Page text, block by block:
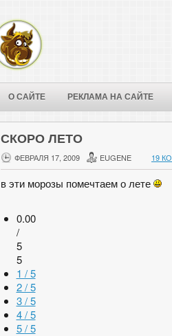
О САЙТЕ РЕКЛАМА НА САЙТЕ
СКОРО ЛЕТО
ФЕВРАЛЯ 17, 2009 EUGENE 19
в эти морозы помечтаем о лете
0.00
/
5
5
1 / 5
2 / 5
3 / 5
4 / 5
5 / 5